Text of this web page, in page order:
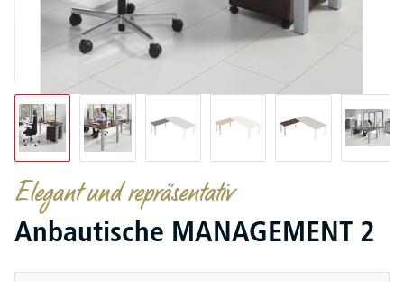
Elegant und repräsentativ
Anbautische MANAGEMENT 2